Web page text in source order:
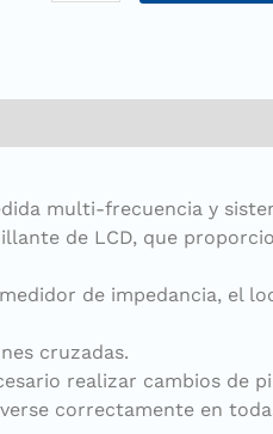
multi-frecuencia y
de LCD, que
de impedancia, el
cruzadas.
realizar cambios de
correctamente en